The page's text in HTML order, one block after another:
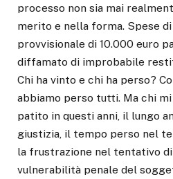
processo non sia mai
merito e nella forma. Spese
provvisionale di 10.000 euro
diffamato di improbabile
Chi ha vinto e chi ha perso?
abbiamo perso tutti. Ma chi
patito in questi anni, il lungo
giustizia, il tempo perso nel
la frustrazione nel tentativo
vulnerabilità penale del